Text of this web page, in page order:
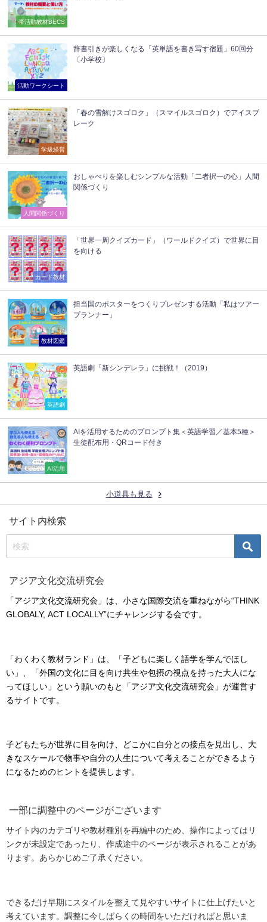
帯活動教材BECS
活動ワークシート
辞書引きが楽しくなる「英単語を書き写す宿題」60回分
〔小学校〕
学級経営
「春の雪解けスゴロク」（スマイルスゴロク）でアイスブ
レーク
人間関係づくり
おしゃべりを楽しむシンプルな活動「二者択一の心」人間
関係づくり
カード教材
「世界一周クイズカード」（ワールドクイズ）で世界に目
を向ける
教材図鑑
担当国のポスターをつくりプレゼンする活動「私はツアー
プランナー」
英語劇
英語劇「新シンデレラ」に挑戦！（2019）
AI活用
AIを活用するためのプロンプト集＜英語学習／基本5種＞
生徒配布用・QRコード付き
小道具も見る
サイト内検索
アジア文化交流研究会
「アジア文化交流研究会」は、小さな国際交流を重ねながら“THINK
GLOBALY, ACT LOCALLY”にチャレンジする会です。
「わくわく教材ランド」は、「子どもに楽しく語学を学んでほし
い」、「外国の文化に目を向け共生や包摂の視点を持った大人にな
ってほしい」という願いのもと「アジア文化交流研究会」が運営す
るサイトです。
子どもたちが世界に目を向け、どこかに自分との接点を見出し、大
きなスケールで物事や自分の人生について考えることができるよう
になるためのヒントを提供します。
一部に調整中のページがございます
サイト内のカテゴリや教材種別を再編中のため、操作によってはリ
ンクが未設定であったり、作成途中のページが表示されることがあ
ります。あらかじめご了承ください。
できるだけ早期にスタイルを整えて見やすいサイトに仕上げたいと
考えています。調整に今しばらくの時間をいただければと思いま